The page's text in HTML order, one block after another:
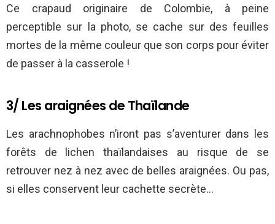
Ce crapaud originaire de Colombie, à peine
perceptible sur la photo, se cache sur des feuilles
mortes de la même couleur que son corps pour éviter
de passer à la casserole !
3/ Les araignées de Thaïlande
Les arachnophobes n’iront pas s’aventurer dans les
forêts de lichen thaïlandaises au risque de se
retrouver nez à nez avec de belles araignées. Ou pas,
si elles conservent leur cachette secrète…